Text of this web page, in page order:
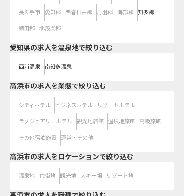
長久手市 愛知郡 西春日井郡 丹羽郡 海部郡 知多郡
額田郡 北設楽郡
愛知県の求人を温泉地で絞り込む
西浦温泉 南知多温泉
高浜市の求人を業態で絞り込む
シティホテル ビジネスホテル リゾートホテル
ラグジュアリーホテル 観光地旅館 温泉地旅館 高級旅館
その他宿泊施設 運営・その他
高浜市の求人をロケーションで絞り込む
温泉地 市街地 観光地 スキー場 リゾート地